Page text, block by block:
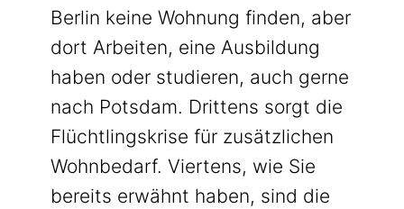
Berlin keine Wohnung finden, aber
dort Arbeiten, eine Ausbildung
haben oder studieren, auch gerne
nach Potsdam. Drittens sorgt die
Flüchtlingskrise für zusätzlichen
Wohnbedarf. Viertens, wie Sie
bereits erwähnt haben, sind die